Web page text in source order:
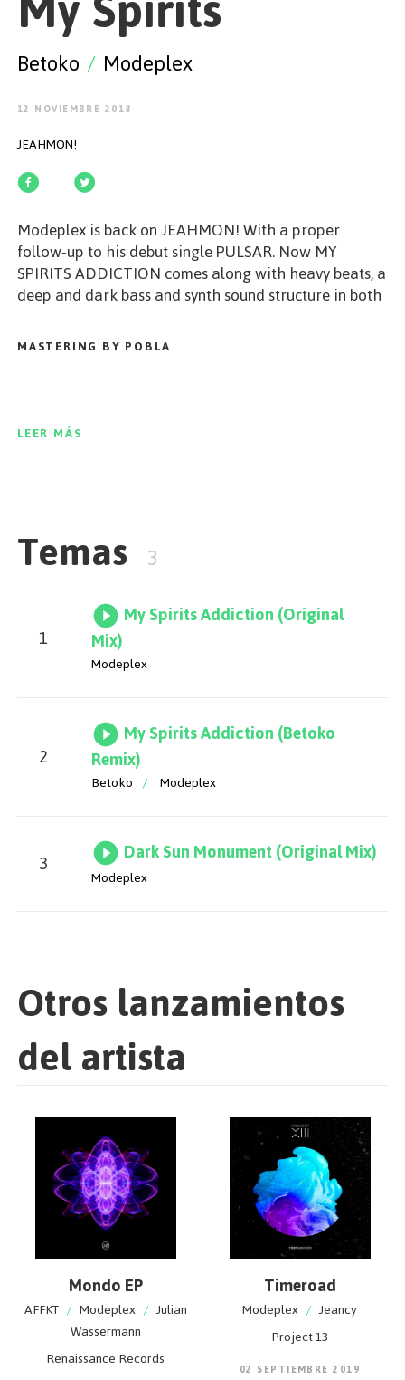
EMPEZAR
Betoko / Modeplex
12 NOVIEMBRE 2018
JEAHMON!
Modeplex is back on JEAHMON! With a proper
follow-up to his debut single PULSAR. Now MY
SPIRITS ADDICTION comes along with heavy beats, a
deep and dark bass and synth sound structure in both
Betoko on our side we are happy to give this release
the final dancefloor touch it needs. Pure progressive,
MASTERING BY POBLA
LEER MÁS
Temas 3
1
My Spirits Addiction (Original
Mix)
Modeplex
2
My Spirits Addiction (Betoko
Remix)
Betoko / Modeplex
3 Dark Sun Monument (Original Mix)
Modeplex
Otros lanzamientos
del artista
Mondo EP
AFFKT / Modeplex / Julian
Wassermann
Renaissance Records
Timeroad
Modeplex / Jeancy
Project 13
02 SEPTIEMBRE 2019